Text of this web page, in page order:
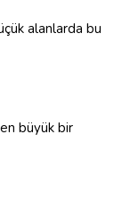
alanlarda bu
büyük bir